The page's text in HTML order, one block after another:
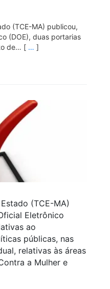
(TCE-MA) publicou,
(DOE), duas portarias
de… [ … ]
(TCE-MA)
Eletrônico
ao
públicas, nas
relativas às áreas
a Mulher e